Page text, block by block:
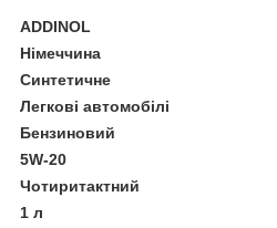
ADDINOL
Німеччина
Синтетичне
Легкові автомобілі
Бензиновий
5W-20
Чотиритактний
1 л